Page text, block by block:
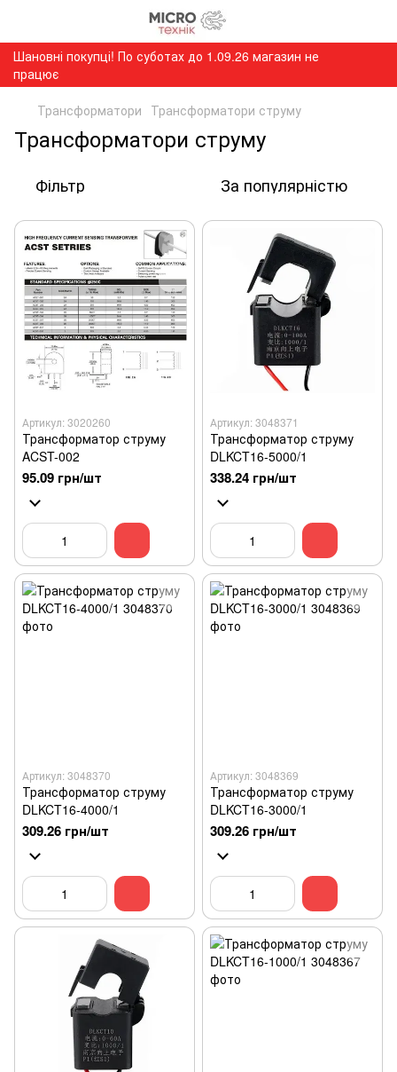
Шановні покупці! По суботах до 1.09.26 магазин не
працює
Трансформатори Трансформатори струму
Трансформатори струму
Фільтр За популярністю
Артикул: 3020260
Трансформатор струму
ACST-002
95.09 грн/шт
Артикул: 3048371
Трансформатор струму
DLKCT16-5000/1
338.24 грн/шт
Артикул: 3048370
Трансформатор струму
DLKCT16-4000/1
309.26 грн/шт
Артикул: 3048369
Трансформатор струму
DLKCT16-3000/1
309.26 грн/шт